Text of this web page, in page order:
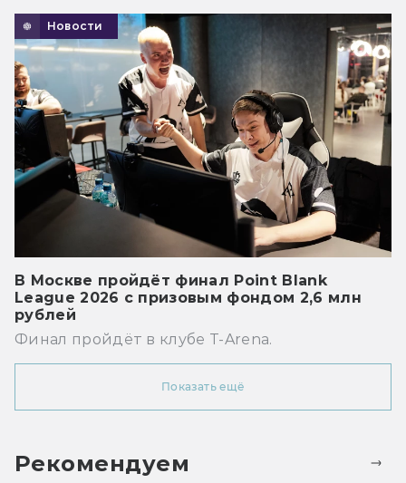
Новости
В Москве пройдёт финал Point Blank
League 2026 с призовым фондом 2,6 млн
рублей
Финал пройдёт в клубе T-Arena.
Показать ещё
Рекомендуем